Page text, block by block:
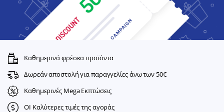
Καθημερινά φρέσκα προϊόντα
Δωρεάν αποστολή για παραγγελίες άνω των 50€
Καθημερινές Mega Εκπτώσεις
ΟΙ Καλύτερες τιμές της αγοράς